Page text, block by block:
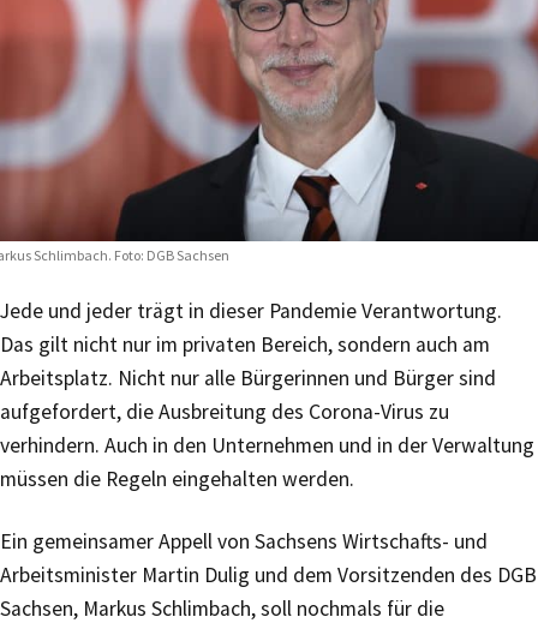
Schlimbach. Foto: DGB Sachsen
Jede und jeder trägt in dieser Pandemie Verantwortung.
Das gilt nicht nur im privaten Bereich, sondern auch am
Arbeitsplatz. Nicht nur alle Bürgerinnen und Bürger sind
aufgefordert, die Ausbreitung des Corona-Virus zu
verhindern. Auch in den Unternehmen und in der Verwaltung
müssen die Regeln eingehalten werden.
Ein gemeinsamer Appell von Sachsens Wirtschafts- und
Arbeitsminister Martin Dulig und dem Vorsitzenden des DGB
Sachsen, Markus Schlimbach, soll nochmals für die